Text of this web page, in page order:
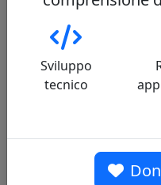
popolari e il suo
mantenendo il
Sviluppo
tecnico